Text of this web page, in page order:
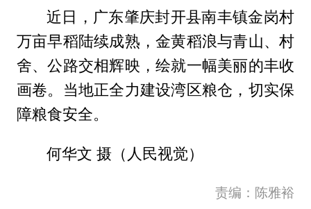
近日，广东肇庆封开县南丰镇金岗村
万亩早稻陆续成熟，金黄稻浪与青山、村
舍、公路交相辉映，绘就一幅美丽的丰收
画卷。当地正全力建设湾区粮仓，切实保
障粮食安全。
何华文 摄（人民视觉）
责编：陈雅裕